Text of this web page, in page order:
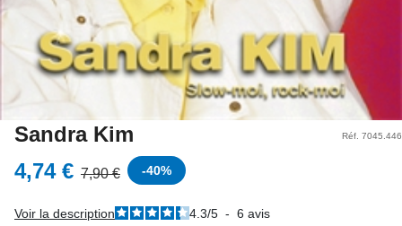
Sandra Kim Réf. 7045.446
4,74 € 7,90 € -40%
Voir la description 4.3/5 - 6 avis